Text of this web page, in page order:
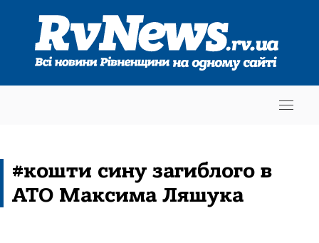
#кошти сину загиблого в
АТО Максима Ляшука